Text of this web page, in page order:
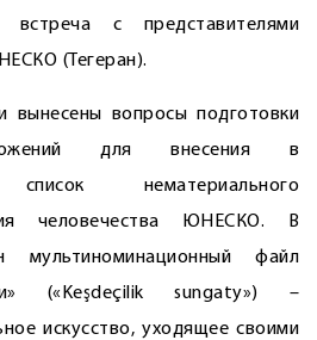
встреча с представителями
(Тегеран).
вынесены вопросы подготовки
для внесения в
список нематериального
человечества ЮНЕСКО. В
мультиноминационный файл
(«Keşdeçilik sungaty») –
искусство, уходящее своими